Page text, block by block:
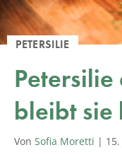
PETERSILIE
bleibt sie
Von Sofia Moretti |